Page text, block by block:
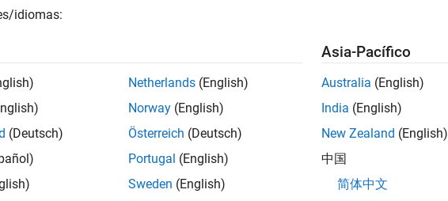
idiomas:
(Deutsch)
Netherlands (English)
Norway (English)
Österreich (Deutsch)
Portugal (English)
Sweden (English)
Asia-Pacífico
Australia (English)
India (English)
New Zealand (English)
中国
简体中文